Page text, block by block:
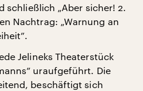
schließlich „Aber sicher! 2.
Nachtrag: „Warnung an
Jelineks Theaterstück
uraufgeführt. Die
beschäftigt sich